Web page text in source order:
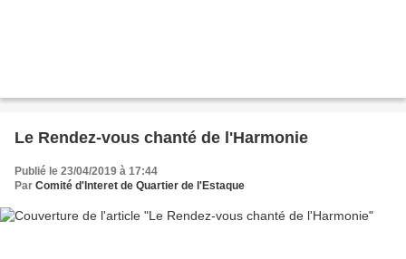
Le Rendez-vous chanté de l'Harmonie
Publié le 23/04/2019 à 17:44
Par Comité d'Interet de Quartier de l'Estaque